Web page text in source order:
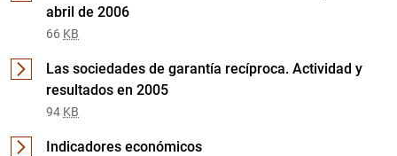
abril de 2006
66 KB
Las sociedades de garantía recíproca. Actividad y
resultados en 2005
94 KB
Indicadores económicos